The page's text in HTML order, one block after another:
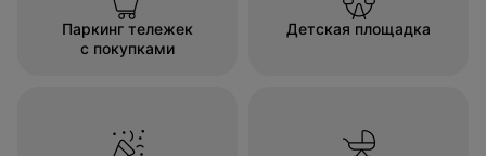
Паркинг тележек
с покупками
Детская площадка